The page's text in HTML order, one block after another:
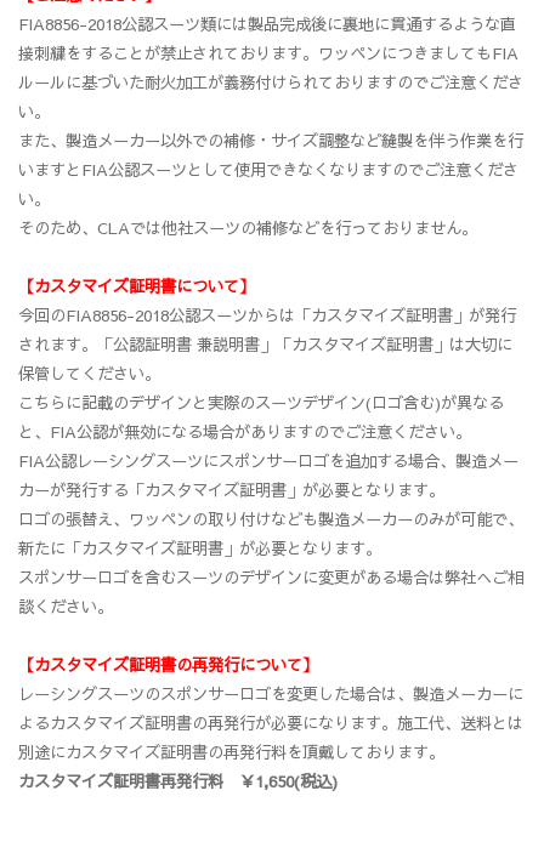
FIA8856-2018公認スーツ類には製品完成後に裏地に貫通するような直
接刺繍をすることが禁止されております。ワッペンにつきましてもFIA
ルールに基づいた耐火加工が義務付けられておりますのでご注意くださ
い。
また、製造メーカー以外での補修・サイズ調整など縫製を伴う作業を行
いますとFIA公認スーツとして使用できなくなりますのでご注意くださ
い。
そのため、CLAでは他社スーツの補修などを行っておりません。
【カスタマイズ証明書について】
今回のFIA8856-2018公認スーツからは「カスタマイズ証明書」が発行
されます。「公認証明書 兼説明書」「カスタマイズ証明書」は大切に
保管してください。
こちらに記載のデザインと実際のスーツデザイン(ロゴ含む)が異なる
と、FIA公認が無効になる場合がありますのでご注意ください。
FIA公認レーシングスーツにスポンサーロゴを追加する場合、製造メー
カーが発行する「カスタマイズ証明書」が必要となります。
ロゴの張替え、ワッペンの取り付けなども製造メーカーのみが可能で、
新たに「カスタマイズ証明書」が必要となります。
スポンサーロゴを含むスーツのデザインに変更がある場合は弊社へご相
談ください。
【カスタマイズ証明書の再発行について】
レーシングスーツのスポンサーロゴを変更した場合は、製造メーカーに
よるカスタマイズ証明書の再発行が必要になります。施工代、送料とは
別途にカスタマイズ証明書の再発行料を頂戴しております。
カスタマイズ証明書再発行料 ￥1,650(税込)